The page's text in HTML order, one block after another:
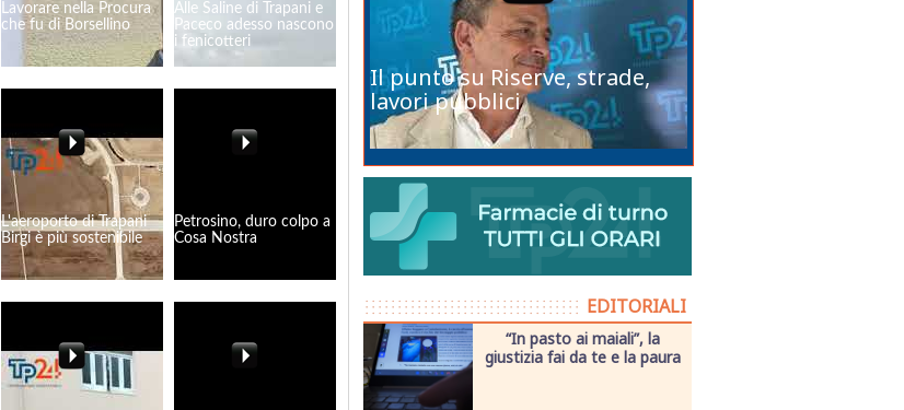
Lavorare nella Procura
che fu di Borsellino
Alle Saline di Trapani e
Paceco adesso nascono
i fenicotteri
L'aeroporto di Trapani
Birgi è più sostenibile
Petrosino, duro colpo a
Cosa Nostra
Il punto su Riserve, strade,
lavori pubblici
EDITORIALI
“In pasto ai maiali”, la
giustizia fai da te e la paura